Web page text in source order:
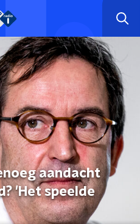
aandacht
'Het speelde